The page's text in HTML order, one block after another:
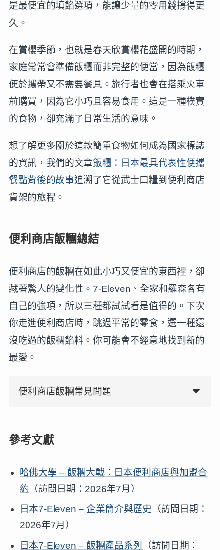
是最便宜的填餡選項，能讓少量的零用錢撐得更
久。
在賞櫻季節，也就是春天欣賞櫻花盛開的時期，
家庭常常會準備飯糰而非完整的便當，因為飯糰
便於攜帶又不需要餐具。旅行者也會在搭乘火車
前購買，因為它小巧且容易食用。這是一種樸實
的食物，卻充滿了日常生活的意味。
想了解更多關於這款簡單食物如何成為國家標誌
的資訊，我們的文章飯糰：日本最具代表性便攜
餐點背後的故事追溯了它從武士口糧到便利商店
貨架的旅程。
便利商店飯糰總結
便利商店的飯糰在如此小巧又便宜的東西裡，卻
藏著驚人的變化性。7-Eleven、全家和羅森各有
自己的強項，所以三種都試試看是值得的。下次
你走進便利商店時，跳過平常的零食，選一種還
沒吃過的飯糰餡料。你可能會不經意地找到新的
最愛。
便利商店飯糰常見問題
參考文獻
哈佛大學 – 飯糰大戰：日本便利商店與加盟合
約 （訪問日期：2026年7月）
日本7-Eleven – 企業簡介與歷史
（訪問日期：
2026年7月）
日本7-Eleven – 飯糰產品系列
（訪問日期：